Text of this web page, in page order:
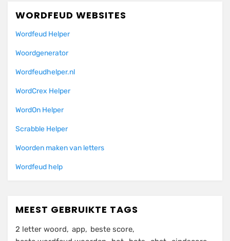
WORDFEUD WEBSITES
Wordfeud Helper
Woordgenerator
Wordfeudhelper.nl
WordCrex Helper
WordOn Helper
Scrabble Helper
Woorden maken van letters
Wordfeud help
MEEST GEBRUIKTE TAGS
2 letter woord app
beste score